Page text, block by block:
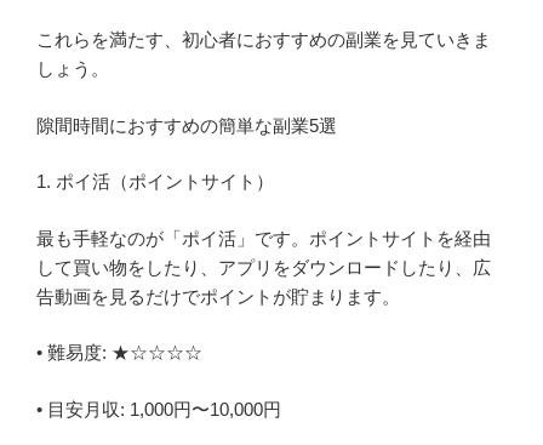
これらを満たす、初心者におすすめの副業を見ていきま
しょう。
隙間時間におすすめの簡単な副業5選
1. ポイ活（ポイントサイト）
最も手軽なのが「ポイ活」です。ポイントサイトを経由
して買い物をしたり、アプリをダウンロードしたり、広
告動画を見るだけでポイントが貯まります。
• 難易度: ★☆☆☆☆
• 目安月収: 1,000円〜10,000円